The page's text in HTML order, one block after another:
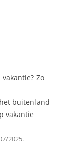
Zo
buitenland
vakantie
2025.